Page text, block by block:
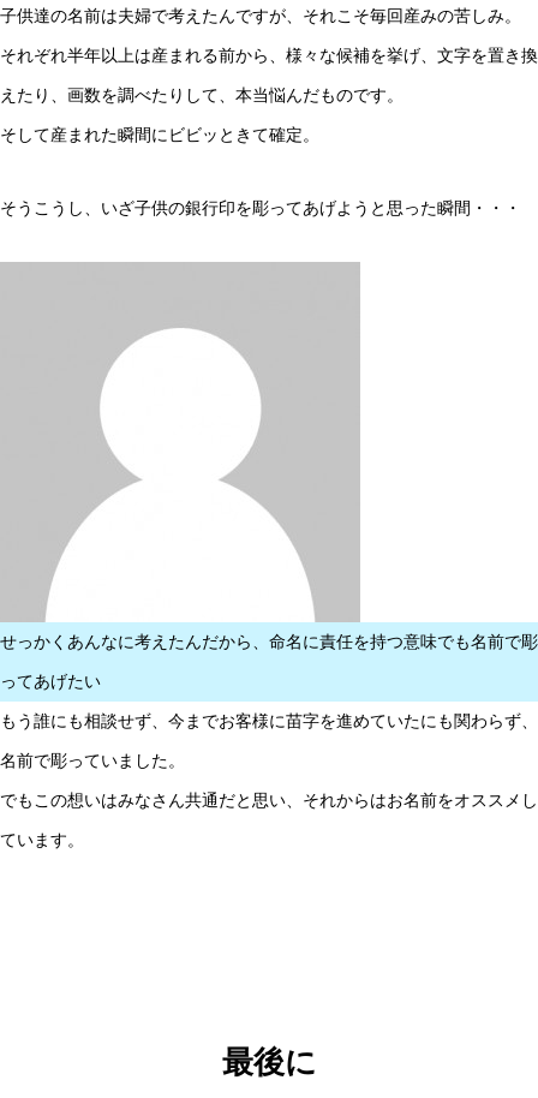
子供達の名前は夫婦で考えたんですが、それこそ毎回産みの苦しみ。
それぞれ半年以上は産まれる前から、様々な候補を挙げ、文字を置き換
えたり、画数を調べたりして、本当悩んだものです。
そして産まれた瞬間にビビッときて確定。
そうこうし、いざ子供の銀行印を彫ってあげようと思った瞬間・・・
せっかくあんなに考えたんだから、命名に責任を持つ意味でも名前で彫
ってあげたい
もう誰にも相談せず、今までお客様に苗字を進めていたにも関わらず、
名前で彫っていました。
でもこの想いはみなさん共通だと思い、それからはお名前をオススメし
ています。
最後に